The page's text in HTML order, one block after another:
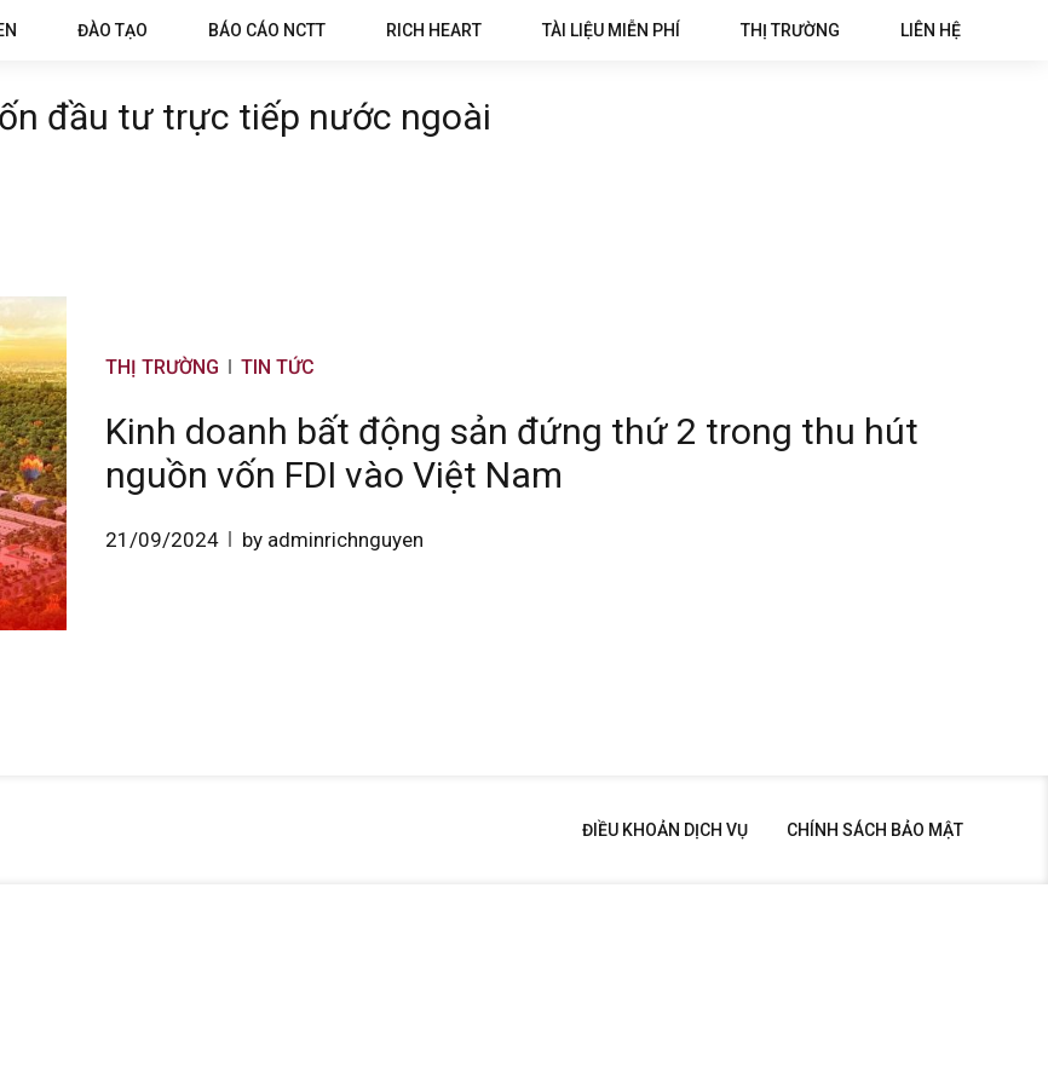
ĐÀO TẠO BÁO CÁO NCTT RICH HEART TÀI LIỆU MIỄN PHÍ THỊ TRƯỜNG LIÊN HỆ
đầu tư trực tiếp nước ngoài
THỊ TRƯỜNG TIN TỨC
Kinh doanh bất động sản đứng thứ 2 trong thu hút
nguồn vốn FDI vào Việt Nam
21/09/2024 by adminrichnguyen
ĐIỀU KHOẢN DỊCH VỤ CHÍNH SÁCH BẢO MẬT